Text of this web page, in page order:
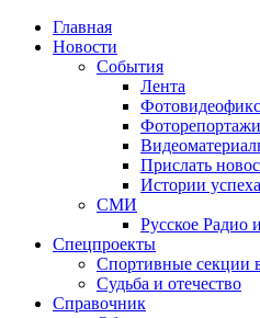
Главная
Новости
События
Лента
Фоторепортажи
Прислать
Истории успеха
СМИ
Русское
Спецпроекты
Спортивные секции
Судьба и отечество
Справочник